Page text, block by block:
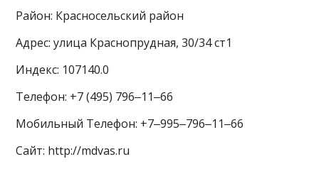
Район: Красносельский район
Адрес: улица Краснопрудная, 30/34 ст1
Индекс: 107140.0
Телефон: +7 (495) 796‒11‒66
Мобильный Телефон: +7‒995‒796‒11‒66
Сайт: http://mdvas.ru